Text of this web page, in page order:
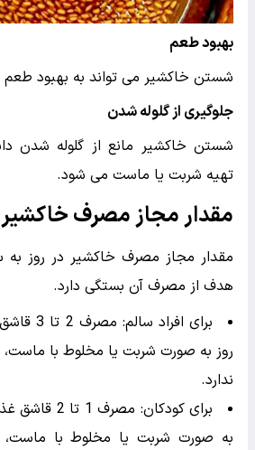
بهبود طعم
شستن خاکشیر می تواند به بهبود
جلوگیری از گلوله شدن
شستن خاکشیر مانع از گلوله شدن
تهیه شربت یا ماست می شود.
مقدار مجاز مصرف خاکشیر
مقدار مجاز مصرف خاکشیر در روز
هدف از مصرف آن بستگی دارد.
برای
روز به صورت شربت یا مخلوط با
ندارد.
برای کودکان:
به صورت شربت یا مخلوط با ماست،